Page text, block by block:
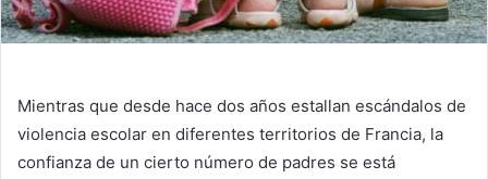
Mientras que desde hace dos años estallan escándalos de
violencia escolar en diferentes territorios de Francia, la
confianza de un cierto número de padres se está